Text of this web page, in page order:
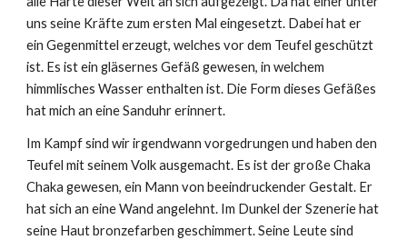
uns seine Kräfte zum ersten Mal eingesetzt. Dabei hat er
ein Gegenmittel erzeugt, welches vor dem Teufel geschützt
ist. Es ist ein gläsernes Gefäß gewesen, in welchem
himmlisches Wasser enthalten ist. Die Form dieses Gefäßes
hat mich an eine Sanduhr erinnert.
Im Kampf sind wir irgendwann vorgedrungen und haben den
Teufel mit seinem Volk ausgemacht. Es ist der große Chaka
Chaka gewesen, ein Mann von beeindruckender Gestalt. Er
hat sich an eine Wandangelehnt. Im Dunkel der Szenerie hat
seine Haut bronzefarben geschimmert. Seine Leute sind